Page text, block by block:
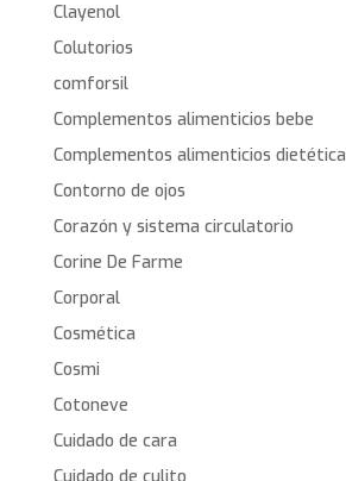
Clayenol
Colutorios
comforsil
Complementos alimenticios bebe
Complementos alimenticios dietética
Contorno de ojos
Corazón y sistema circulatorio
Corine De Farme
Corporal
Cosmética
Cosmi
Cotoneve
Cuidado de cara